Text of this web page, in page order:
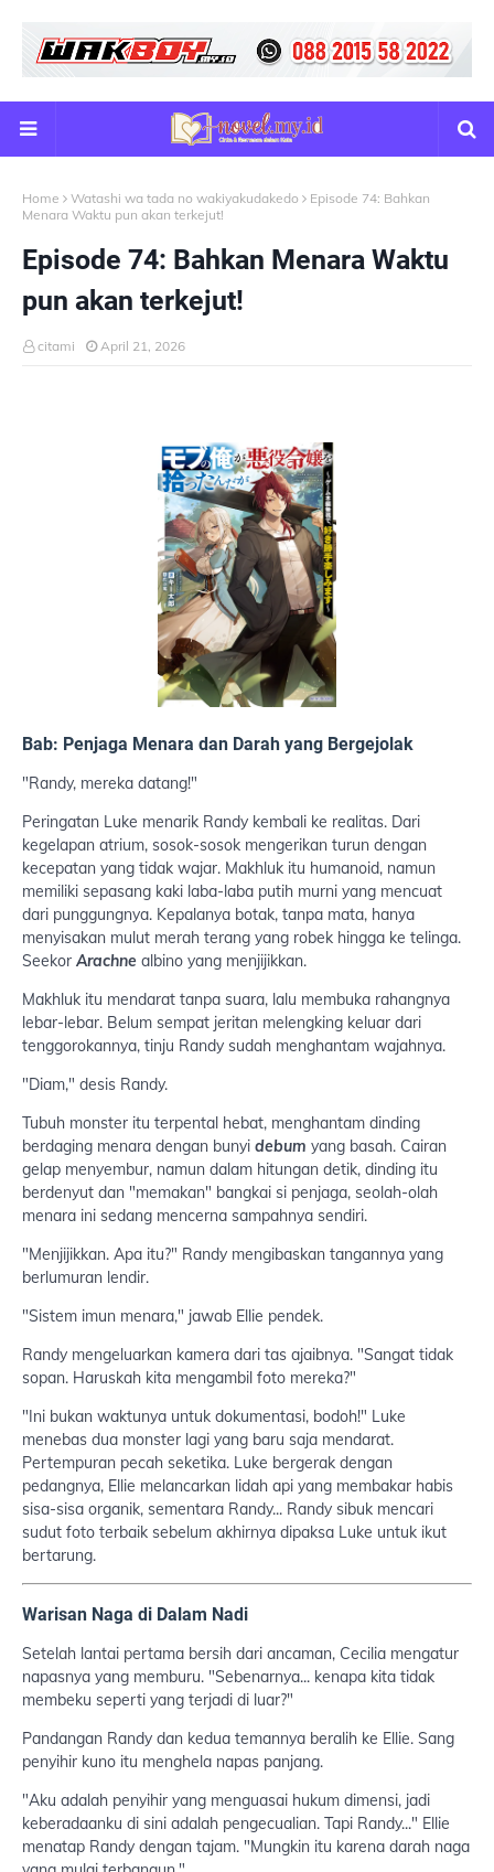
Home Watashi wa tada no wakiyakudakedo
Episode 74: Bahkan
Menara Waktu pun akan terkejut!
Episode 74: Bahkan Menara Waktu
pun akan terkejut!
citami April 21, 2026
Bab: Penjaga Menara dan Darah yang Bergejolak
"Randy, mereka datang!"
Peringatan Luke menarik Randy kembali ke realitas. Dari
kegelapan atrium, sosok-sosok mengerikan turun dengan
kecepatan yang tidak wajar. Makhluk itu humanoid, namun
memiliki sepasang kaki laba-laba putih murni yang mencuat
dari punggungnya. Kepalanya botak, tanpa mata, hanya
menyisakan mulut merah terang yang robek hingga ke telinga.
Seekor Arachne albino yang menjijikkan.
Makhluk itu mendarat tanpa suara, lalu membuka rahangnya
lebar-lebar. Belum sempat jeritan melengking keluar dari
tenggorokannya, tinju Randy sudah menghantam wajahnya.
"Diam," desis Randy.
Tubuh monster itu terpental hebat, menghantam dinding
berdaging menara dengan bunyi debum yang basah. Cairan
gelap menyembur, namun dalam hitungan detik, dinding itu
berdenyut dan "memakan" bangkai si penjaga, seolah-olah
menara ini sedang mencerna sampahnya sendiri.
"Menjijikkan. Apa itu?" Randy mengibaskan tangannya yang
berlumuran lendir.
"Sistem imun menara," jawab Ellie pendek.
Randy mengeluarkan kamera dari tas ajaibnya. "Sangat tidak
sopan. Haruskah kita mengambil foto mereka?"
"Ini bukan waktunya untuk dokumentasi, bodoh!" Luke
menebas dua monster lagi yang baru saja mendarat.
Pertempuran pecah seketika. Luke bergerak dengan
pedangnya, Ellie melancarkan lidah api yang membakar habis
sisa-sisa organik, sementara Randy... Randy sibuk mencari
sudut foto terbaik sebelum akhirnya dipaksa Luke untuk ikut
bertarung.
Warisan Naga di Dalam Nadi
Setelah lantai pertama bersih dari ancaman, Cecilia mengatur
napasnya yang memburu. "Sebenarnya... kenapa kita tidak
membeku seperti yang terjadi di luar?"
Pandangan Randy dan kedua temannya beralih ke Ellie. Sang
penyihir kuno itu menghela napas panjang.
"Aku adalah penyihir yang menguasai hukum dimensi, jadi
keberadaanku di sini adalah pengecualian. Tapi Randy..." Ellie
menatap Randy dengan tajam. "Mungkin itu karena darah naga